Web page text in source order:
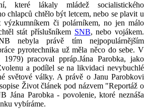
které lákaly mládež socialistického
chlapců chtělo být letcem, nebo se plavit u
výzkumníkem či polárníkem, no jen málo
stát příslušníkem SNB, nebo vojákem.
nebyla právě tím nejpopulárnějším
pyrotechnika už měla něco do sebe. V
pracoval ppráp.Jána Parobka, jako
a podílel se na likvidaci nevybuchlé
světové války. A právě o Janu Parobkovi
Život článek pod názvem "Reportáž o
Jána Parobka - povolenie, ktoré neznáša
vybíráme.